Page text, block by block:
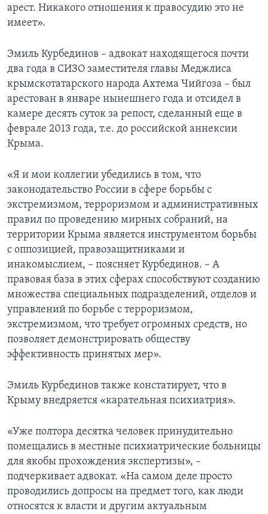
арест. Никакого отношения к правосудию это не
имеет».
Эмиль Курбединов – адвокат находящегося почти
два года в СИЗО заместителя главы Меджлиса
крымскотатарского народа Ахтема Чийгоза – был
арестован в январе нынешнего года и отсидел в
камере десять суток за репост, сделанный еще в
феврале 2013 года, т.е. до российской аннексии
Крыма.
«Я и мои коллегии убедились в том, что
законодательство России в сфере борьбы с
экстремизмом, терроризмом и административных
правил по проведению мирных собраний, на
территории Крыма является инструментом борьбы
с оппозицией, правозащитниками и
инакомыслием, – поясняет Курбединов. – А
правовая база в этих сферах способствуют созданию
множества специальных подразделений, отделов и
управлений по борьбе с терроризмом,
экстремизмом, что требует огромных средств, но
позволяет демонстрировать обществу
эффективность принятых мер».
Эмиль Курбединов также констатирует, что в
Крыму внедряется «карательная психиатрия».
«Уже полтора десятка человек принудительно
помещались в местные психиатрические больницы
для якобы прохождения экспертизы», –
подчеркивает адвокат. «На самом деле просто
проводились допросы на предмет того, как люди
относятся к власти и другим актуальным